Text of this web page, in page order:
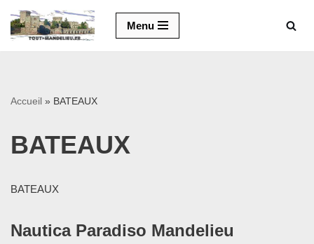
Aller
Menu
Accueil » BATEAUX
BATEAUX
BATEAUX
Nautica Paradiso Mandelieu